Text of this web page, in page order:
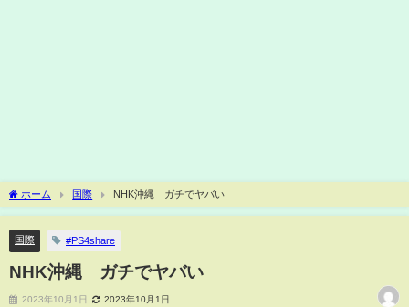
ホーム 国際 NHK沖縄 ガチでヤバい
国際 #PS4share
NHK沖縄 ガチでヤバい
2023年10月1日 2023年10月1日